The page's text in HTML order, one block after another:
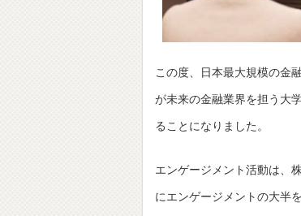
この度、日本最大規模の金
が未来の金融業界を担う大
ることになりました。
エンゲージメント活動は、
にエンゲージメントの大半